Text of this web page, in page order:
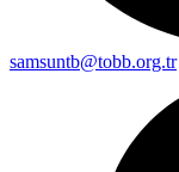
samsuntb@tobb.org.tr